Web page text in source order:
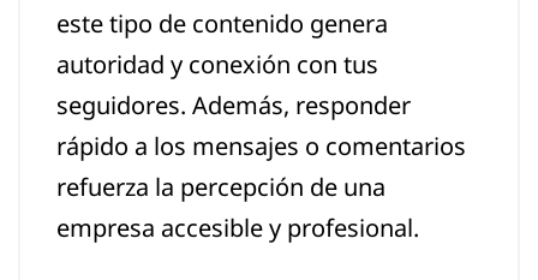
este tipo de contenido genera
autoridad y conexión con tus
seguidores. Además, responder
rápido a los mensajes o comentarios
refuerza la percepción de una
empresa accesible y profesional.